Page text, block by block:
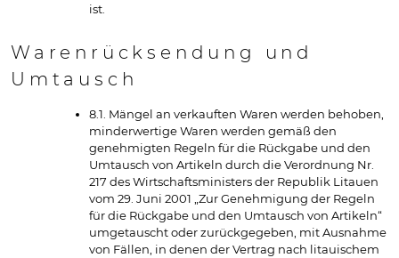
ist.
Warenrücksendung und
Umtausch
8.1. Mängel an verkauften Waren werden behoben,
minderwertige Waren werden gemäß den
genehmigten Regeln für die Rückgabe und den
Umtausch von Artikeln durch die Verordnung Nr.
217 des Wirtschaftsministers der Republik Litauen
vom 29. Juni 2001 „Zur Genehmigung der Regeln
für die Rückgabe und den Umtausch von Artikeln“
umgetauscht oder zurückgegeben, mit Ausnahme
von Fällen, in denen der Vertrag nach litauischem